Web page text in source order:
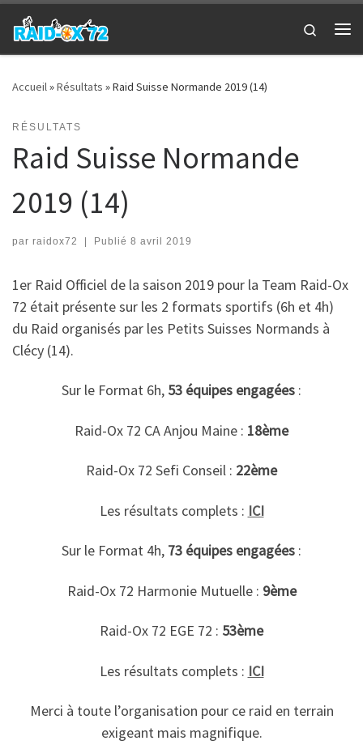
Passer au contenu
Search
Accueil»Résultats »Raid Suisse Normande 2019 (14)
RÉSULTATS
Raid Suisse Normande
2019 (14)
par raidox72 | Publié 8 avril 2019
1er Raid Officiel de la saison 2019 pour la Team Raid-Ox
72 était présente sur les 2 formats sportifs (6h et 4h)
du Raid organisés par les Petits Suisses Normands à
Clécy (14).
Sur le Format 6h, 53 équipes engagées :
Raid-Ox 72 CA Anjou Maine : 18ème
Raid-Ox 72 Sefi Conseil : 22ème
Les résultats complets : ICI
Sur le Format 4h, 73 équipes engagées :
Raid-Ox 72 Harmonie Mutuelle : 9ème
Raid-Ox 72 EGE 72 : 53ème
Les résultats complets : ICI
Merci à toute l’organisation pour ce raid en terrain
exigeant mais magnifique.